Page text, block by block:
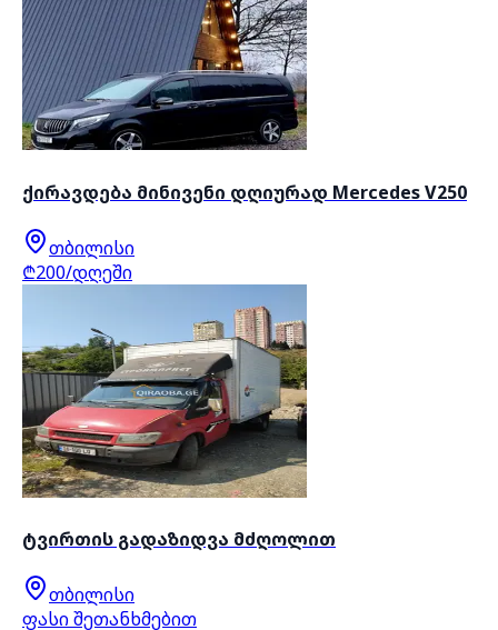
ქირავდება მინივენი დღიურად Mercedes V250
თბილისი
₾200/დღეში
ტვირთის გადაზიდვა მძღოლით
თბილისი
ფასი შეთანხმებით